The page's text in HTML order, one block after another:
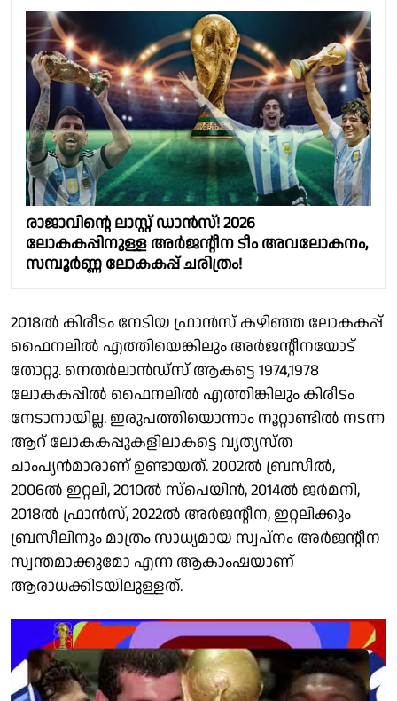
രാജാവിൻ്റെ ലാസ്റ്റ് ഡാൻസ്! 2026
ലോകകപ്പിനുള്ള അർജൻ്റീന ടീം അവലോകനം,
സമ്പൂർണ്ണ ലോകകപ്പ് ചരിത്രം!
2018ൽ കിരീടം നേടിയ ഫ്രാൻസ് കഴിഞ്ഞ ലോകകപ്പ്
ഫൈനലിൽ എത്തിയെങ്കിലും അർജൻ്റീനയോട്
തോറ്റു. നെതർലാൻഡ്‌സ് ആകട്ടെ 1974,1978
ലോകകപ്പിൽ ഫൈനലിൽ എത്തിങ്കിലും കിരീടം
നേടാനായില്ല. ഇരുപത്തിയൊന്നാം നൂറ്റാണ്ടിൽ നടന്ന
ആറ് ലോകകപ്പുകളിലാകട്ടെ വ്യത്യസ്ത
ചാംപ്യൻമാരാണ് ഉണ്ടായത്. 2002ൽ ബ്രസീൽ,
2006ൽ ഇറ്റലി, 2010ൽ സ്പെയിൻ, 2014ൽ ജർമനി,
2018ൽ ഫ്രാൻസ്, 2022ൽ അർജൻ്റീന, ഇറ്റലിക്കും
ബ്രസീലിനും മാത്രം സാധ്യമായ സ്വപ്നം അർജൻ്റീന
സ്വന്തമാക്കുമോ എന്ന ആകാംഷയാണ്
ആരാധക്കിടയിലുള്ളത്.